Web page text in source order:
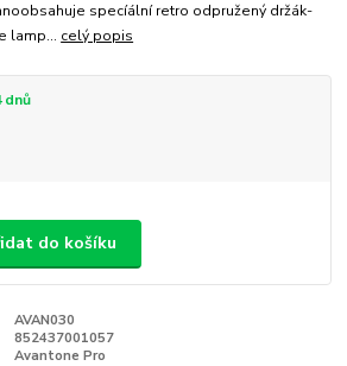
specíální retro odpružený držák-
lamp... celý popis
dnů
do košíku
AVAN030
852437001057
Avantone Pro